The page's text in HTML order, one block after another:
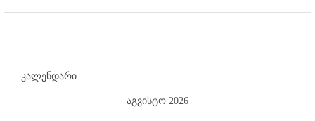
კალენდარი
აგვისტო 2026